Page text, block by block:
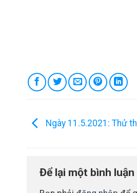
Ngày 11.5.2021: Thử
Để lại một bình luận